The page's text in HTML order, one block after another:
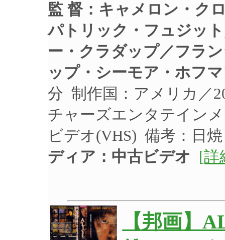
監 督：キャメロン・ク
パトリック・フュジッ
ー・クラダップ／フラ
ップ・シーモア・ホフ
分 制作国：アメリカ／
チャーズエンタテイン
ビデオ(VHS) 備考：日
ディア：中古ビデオ [詳
【邦画